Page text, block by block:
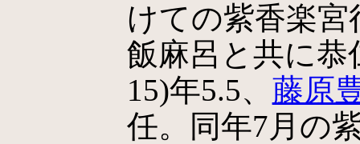
けての紫香楽
飯麻呂と共に恭
15)年5.5、 藤原
任。同年7月の